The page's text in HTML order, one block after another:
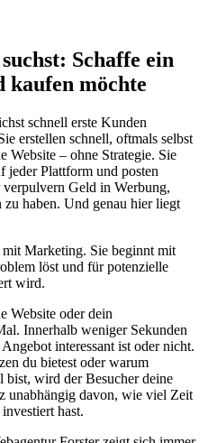
Schaffe ein
kaufen möchte
schnell erste Kunden
erstellen schnell, oftmals selbst
Website – ohne Strategie. Sie
jeder Plattform und posten
Geld in Werbung,
zu haben. Und genau hier liegt
Marketing. Sie beginnt mit
löst und für potenzielle
wird.
Website oder dein
Innerhalb weniger Sekunden
interessant ist oder nicht.
du bietest oder warum
bist, wird der Besucher deine
unabhängig davon, wie viel Zeit
hast.